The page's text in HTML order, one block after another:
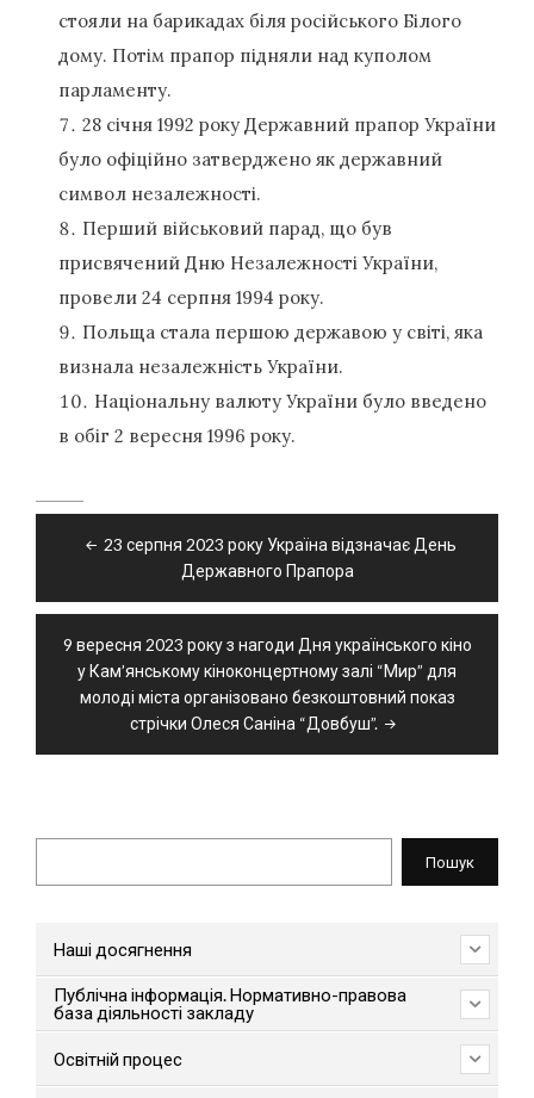
стояли на барикадах біля російського Білого
дому. Потім прапор підняли над куполом
парламенту.
28 січня 1992 року Державний прапор України
було офіційно затверджено як державний
символ незалежності.
Перший військовий парад, що був
присвячений Дню Незалежності України,
провели 24 серпня 1994 року.
Польща стала першою державою у світі, яка
визнала незалежність України.
Національну валюту України було введено
в обіг 2 вересня 1996 року.
записів23 серпня 2023 року Україна відзначає День
Державного Прапора
9 вересня 2023 року з нагоди Дня українського кіно
у Кам’янському кіноконцертному залі “Мир” для
молоді міста організовано безкоштовний показ
стрічки Олеся Саніна “Довбуш”.
Пошук
Наші досягнення
Публічна інформація. Нормативно-правова
база діяльності закладу
Освітній процес